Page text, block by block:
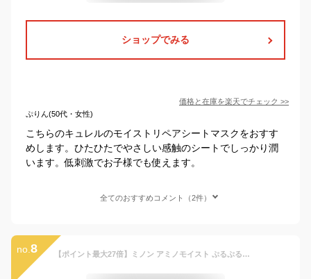
ショップでみる
価格と在庫を楽天でチェック >>
ぷりん(50代・女性)
こちらのキュレルのモイストリペアシートマスクをおすす
めします。ひたひたでやさしい感触のシートでしっかり潤
います。低刺激でお子様でも使えます。
全てのおすすめコメント（2件）
no. 8 【ポイント最大27倍】ミノン アミノモイスト ぷるぷるしっとり肌マスク 敏感肌 シートマスク 保湿 スペシャルケア＜MINON ミノン＞ 正規品 【メール便1通1個まで可】 ギフト対応可ゆらぎ